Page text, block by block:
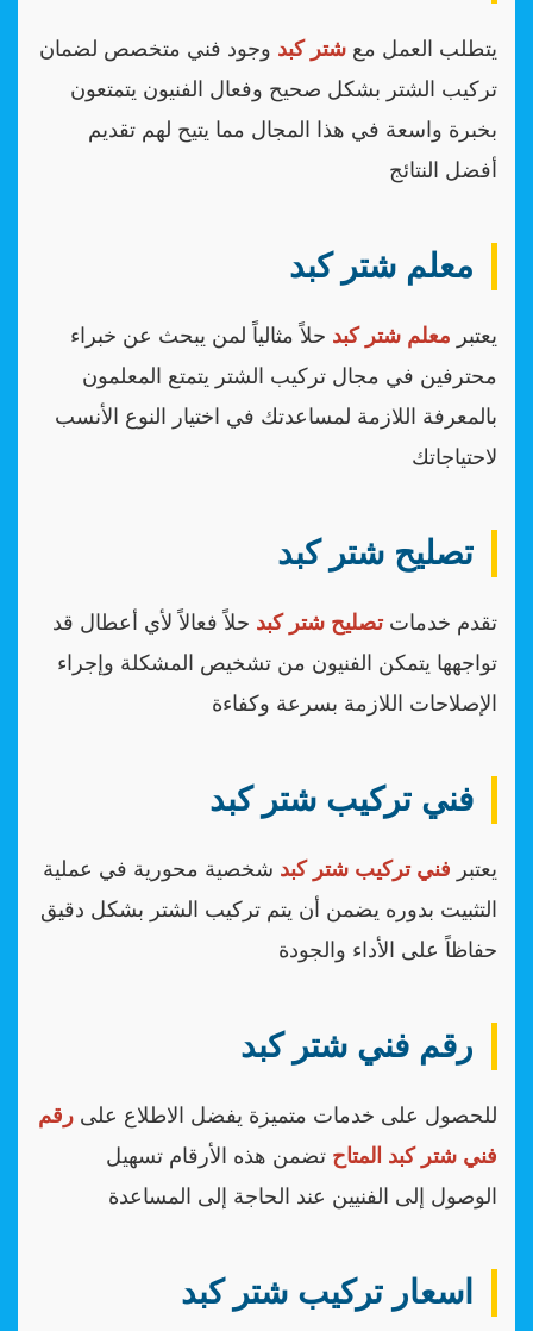
يتطلب العمل مع شتر كبد وجود فني متخصص لضمان
تركيب الشتر بشكل صحيح وفعال الفنيون يتمتعون
بخبرة واسعة في هذا المجال مما يتيح لهم تقديم
أفضل النتائج
معلم شتر كبد
يعتبر معلم شتر كبد حلاً مثالياً لمن يبحث عن خبراء
محترفين في مجال تركيب الشتر يتمتع المعلمون
بالمعرفة اللازمة لمساعدتك في اختيار النوع الأنسب
لاحتياجاتك
تصليح شتر كبد
تقدم خدماتتصليح شتر كبد حلاً فعالاً لأي أعطال قد
تواجهها يتمكن الفنيون من تشخيص المشكلة وإجراء
الإصلاحات اللازمة بسرعة وكفاءة
فني تركيب شتر كبد
يعتبر فني تركيب شتر كبد شخصية محورية في عملية
التثبيت بدوره يضمن أن يتم تركيب الشتر بشكل دقيق
حفاظاً على الأداء والجودة
رقم فني شتر كبد
للحصول على خدمات متميزة يفضل الاطلاع على رقم
فني شتر كبد المتاح تضمن هذه الأرقام تسهيل
الوصول إلى الفنيين عند الحاجة إلى المساعدة
اسعار تركيب شتر كبد